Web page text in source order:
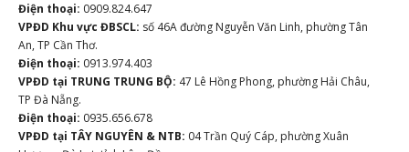
Điện thoại: 0909.824.647
VPĐD Khu vực ĐBSCL: số 46A đường Nguyễn Văn Linh, phường Tân
An, TP Cần Thơ.
Điện thoại: 0913.974.403
VPĐD tại TRUNG TRUNG BỘ: 47 Lê Hồng Phong, phường Hải Châu,
TP Đà Nẵng.
Điện thoại: 0935.656.678
VPĐD tại TÂY NGUYÊN & NTB: 04 Trần Quý Cáp, phường Xuân